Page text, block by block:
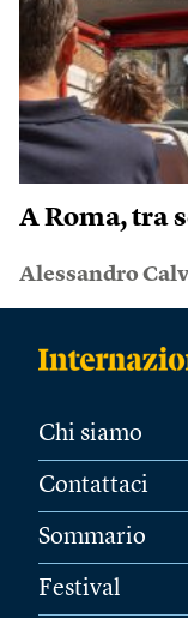
A Roma, tra
Alessandro
Chi siamo
Contattaci
Sommario
Festival